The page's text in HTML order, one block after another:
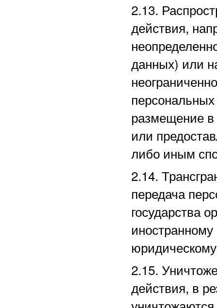
2.13.
действия,
данных) или
размещение
или
либо иным
2.14.
передача
государства
2.15.
действия, в